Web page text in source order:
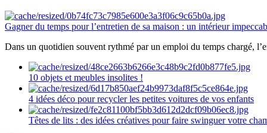
Gagner du temps pour l’entretien de sa maison : un intérieur
Dans un quotidien souvent rythmé par un emploi du temps chargé,
10 objets et meubles insolites !
4 idées déco pour recycler les petites voitures de vos enfants
Têtes de lits : des idées créatives pour faire swinguer votre